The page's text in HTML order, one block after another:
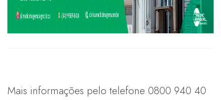
Mais informações pelo telefone 0800 940 40